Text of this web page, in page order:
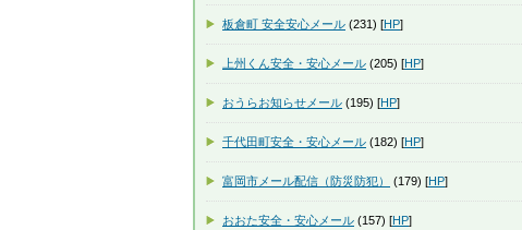
板倉町 安全安心メール (231) [HP]
上州くん安全・安心メール (205) [HP]
おうらお知らせメール (195) [HP]
千代田町安全・安心メール (182) [HP]
富岡市メール配信（防災防犯） (179) [HP]
おおた安全・安心メール (157) [HP]